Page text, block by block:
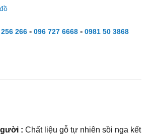
266- 096 727 6668- 0981 50 3868
: Chất liệu gỗ tự nhiên sồi nga kết